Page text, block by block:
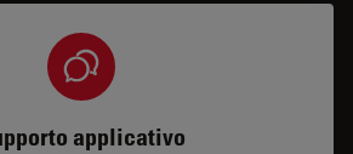
applicativo